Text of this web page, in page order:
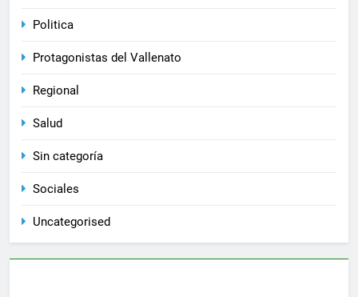
Politica
Protagonistas del Vallenato
Regional
Salud
Sin categoría
Sociales
Uncategorised